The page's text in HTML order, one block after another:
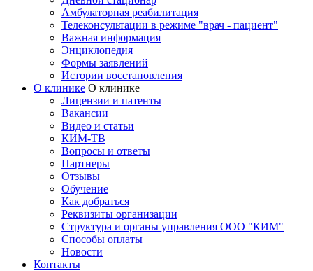
Амбулаторная реабилитация
Телеконсультации в режиме "врач - пациент"
Важная информация
Энциклопедия
Формы заявлений
Истории восстановления
О клинике О клинике
Лицензии и патенты
Вакансии
Видео и статьи
КИМ-ТВ
Вопросы и ответы
Партнеры
Отзывы
Обучение
Как добраться
Реквизиты организации
Структура и органы управления ООО "КИМ"
Способы оплаты
Новости
Контакты